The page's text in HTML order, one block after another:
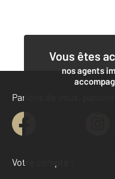
Vous êtes
nos agents
Parlons de vous, parlons
Votre compte :